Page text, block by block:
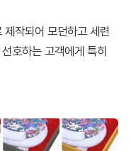
작되어 모던하고 세련
호하는 고객에게 특히